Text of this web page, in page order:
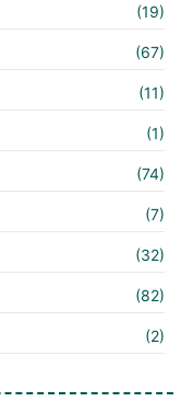
(19)
(67)
(11)
(1)
(74)
(7)
(32)
(82)
(2)